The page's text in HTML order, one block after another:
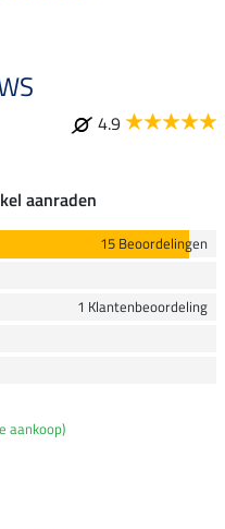
4.9
aanraden
15 Beoordelingen
1 Klantenbeoordeling
aankoop)